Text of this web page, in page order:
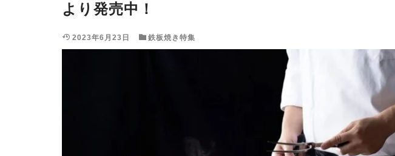
より発売中！
2023年6月23日 鉄板焼き特集